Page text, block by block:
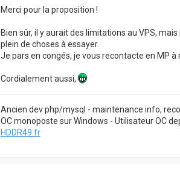
Merci pour la proposition !
Bien sûr, il y aurait des limitations au VPS,
plein de choses à essayer.
Je pars en congés, je vous recontacte en MP
Cordialement aussi,
Ancien dev php/mysql - maintenance info,
OC monoposte sur Windows - Utilisateur OC
HDDR49.fr